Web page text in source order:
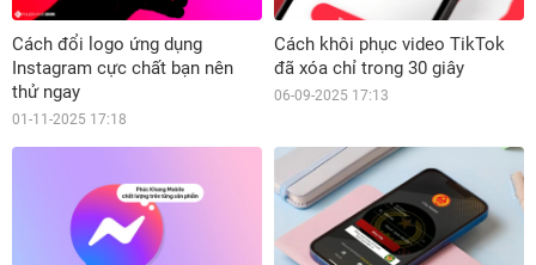
Cách đổi logo ứng dụng
Instagram cực chất bạn nên
thử ngay
01-11-2025 17:18
Cách khôi phục video TikTok
đã xóa chỉ trong 30 giây
06-09-2025 17:13